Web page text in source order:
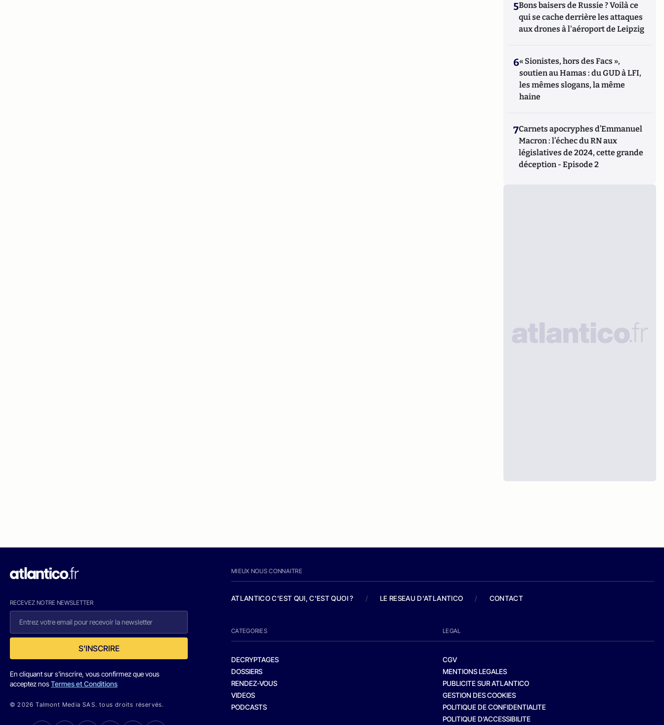
5Bons baisers de Russie ? Voilà ce
qui se cache derrière les attaques
aux drones à l'aéroport de Leipzig
6« Sionistes, hors des Facs »,
soutien au Hamas : du GUD à LFI,
les mêmes slogans, la même
haine
7Carnets apocryphes d’Emmanuel
Macron : l’échec du RN aux
législatives de 2024, cette grande
déception - Episode 2
RECEVEZ NOTRE NEWSLETTER
S'INSCRIRE
En cliquant sur s'inscrire, vous confirmez que vous
acceptez nosTermes et Conditions
© 2026 Talmont Media SAS. tous droits réservés.
MIEUX NOUS CONNAITRE
ATLANTICO C'EST QUI, C'EST QUOI ? / LE RESEAU D'ATLANTICO / CONTACT
CATEGORIES
DECRYPTAGES
DOSSIERS
RENDEZ-VOUS
VIDEOS
PODCASTS
LEGAL
CGV
MENTIONS LEGALES
PUBLICITE SUR ATLANTICO
GESTION DES COOKIES
POLITIQUE DE CONFIDENTIALITE
POLITIQUE D’ACCESSIBILITE